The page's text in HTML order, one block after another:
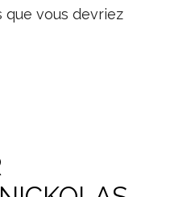
que vous devriez